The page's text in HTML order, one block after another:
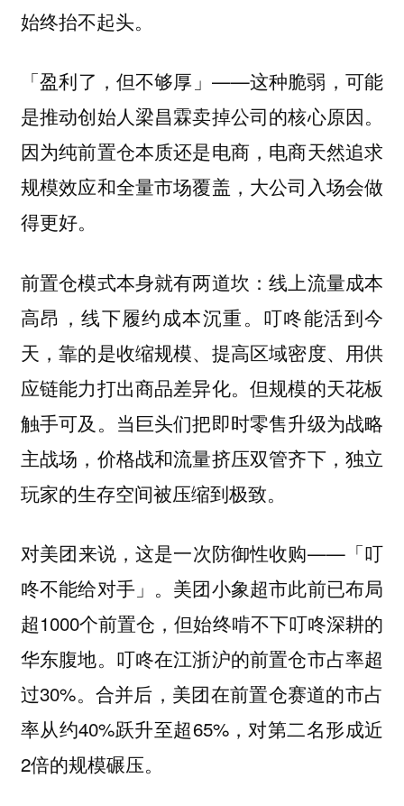
始终抬不起头。
「盈利了，但不够厚」——这种脆弱，可能
是推动创始人梁昌霖卖掉公司的核心原因。
因为纯前置仓本质还是电商，电商天然追求
规模效应和全量市场覆盖，大公司入场会做
得更好。
前置仓模式本身就有两道坎：线上流量成本
高昂，线下履约成本沉重。叮咚能活到今
天，靠的是收缩规模、提高区域密度、用供
应链能力打出商品差异化。但规模的天花板
触手可及。当巨头们把即时零售升级为战略
主战场，价格战和流量挤压双管齐下，独立
玩家的生存空间被压缩到极致。
对美团来说，这是一次防御性收购——「叮
咚不能给对手」。美团小象超市此前已布局
超1000个前置仓，但始终啃不下叮咚深耕的
华东腹地。叮咚在江浙沪的前置仓市占率超
过30%。合并后，美团在前置仓赛道的市占
率从约40%跃升至超65%，对第二名形成近
2倍的规模碾压。